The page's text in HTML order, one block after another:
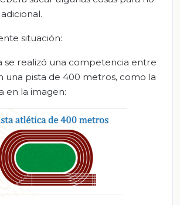
situación:
se realizó una competencia entre
una pista de 400 metros, como la
en la imagen: